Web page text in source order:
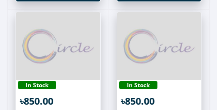
In Stock
৳850.00
In Stock
৳850.00